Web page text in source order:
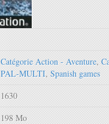
Catégorie Action - Aventure,
PAL-MULTI, Spanish games
1630
198 Mo